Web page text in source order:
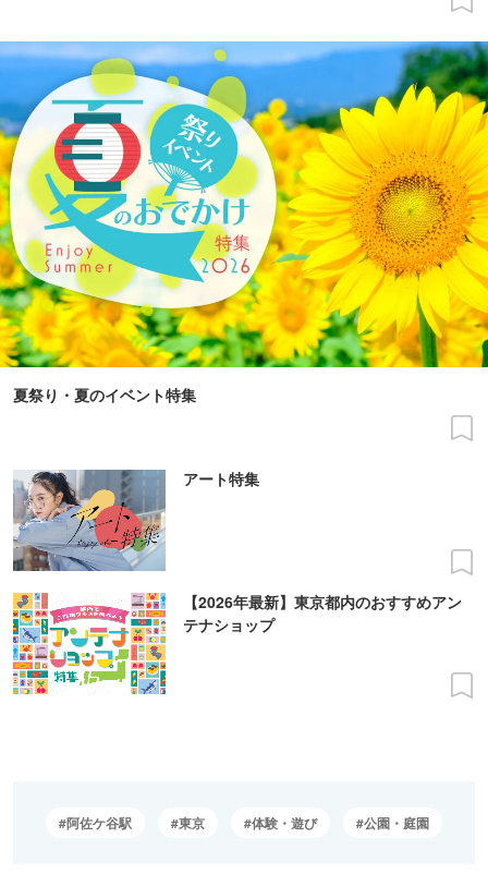
夏祭り・夏のイベント特集
アート特集
【2026年最新】東京都内のおすすめアン
テナショップ
阿佐ケ谷駅 東京 体験・遊び 公園・庭園